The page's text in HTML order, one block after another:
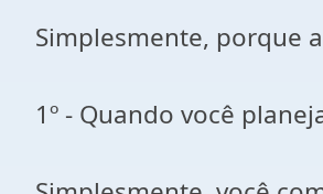
Simplesmente, porque
1º - Quando você